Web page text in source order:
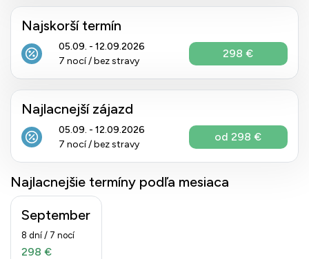
Najskorší termín
05.09. - 12.09.2026
7 nocí / bez stravy
298 €
Najlacnejší zájazd
05.09. - 12.09.2026
7 nocí / bez stravy
od 298 €
Najlacnejšie termíny podľa mesiaca
September
8 dní / 7 nocí
298 €